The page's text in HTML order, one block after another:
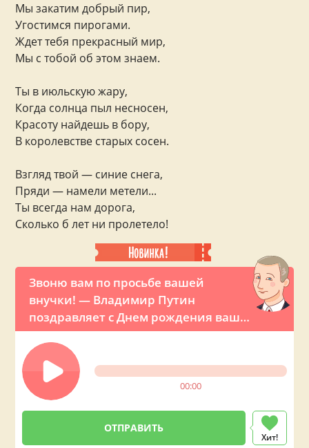
Звоню вам по просьбе вашей
внучки! — Владимир Путин
поздравляет с Днем рождения вашу
бабушку
00:00
Хит!
Мы закатим добрый пир,
Угостимся пирогами.
Ждет тебя прекрасный мир,
Мы с тобой об этом знаем.
Ты в июльскую жару,
Когда солнца пыл несносен,
Красоту найдешь в бору,
В королевстве старых сосен.
Взгляд твой — синие снега,
Пряди — намели метели...
Ты всегда нам дорога,
Сколько б лет ни пролетело!